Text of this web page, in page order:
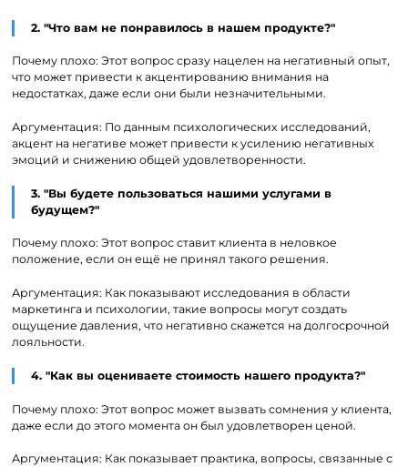
2. "Что вам не понравилось в нашем продукте?"
Почему плохо: Этот вопрос сразу нацелен на негативный опыт,
что может привести к акцентированию внимания на
недостатках, даже если они были незначительными.
Аргументация: По данным психологических исследований,
акцент на негативе может привести к усилению негативных
эмоций и снижению общей удовлетворенности.
3. "Вы будете пользоваться нашими услугами в
будущем?"
Почему плохо: Этот вопрос ставит клиента в неловкое
положение, если он ещё не принял такого решения.
Аргументация: Как показывают исследования в области
маркетинга и психологии, такие вопросы могут создать
ощущение давления, что негативно скажется на долгосрочной
лояльности.
4. "Как вы оцениваете стоимость нашего продукта?"
Почему плохо: Этот вопрос может вызвать сомнения у клиента,
даже если до этого момента он был удовлетворен ценой.
Аргументация: Как показывает практика, вопросы, связанные с